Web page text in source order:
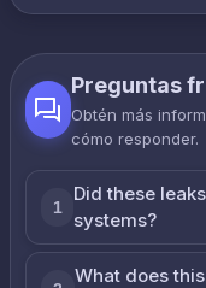
Preguntas
Obtén más
cómo responder.
1
Did these
systems?
What does